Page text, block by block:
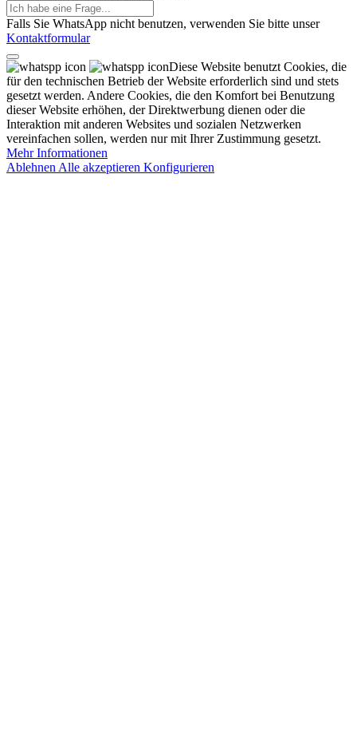
Falls Sie WhatsApp nicht benutzen, verwenden Sie bitte unser
Kontaktformular
Diese Website benutzt Cookies, die
für den technischen Betrieb der Website erforderlich sind und stets
gesetzt werden. Andere Cookies, die den Komfort bei Benutzung
dieser Website erhöhen, der Direktwerbung dienen oder die
Interaktion mit anderen Websites und sozialen Netzwerken
vereinfachen sollen, werden nur mit Ihrer Zustimmung gesetzt.
Mehr Informationen
Ablehnen Alle akzeptieren Konfigurieren